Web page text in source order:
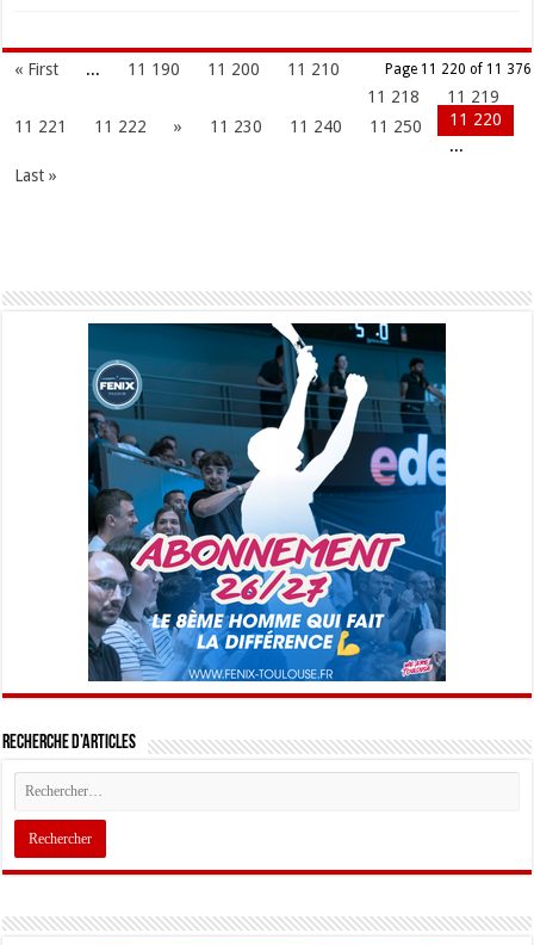
Page 11 220 of 11 376
« First ... 11 190 11 200
11 210
11 218
11 219
11 220
11 221 11 222 » 11 230 11 240
11 250
...
Last »
Recherche d’articles